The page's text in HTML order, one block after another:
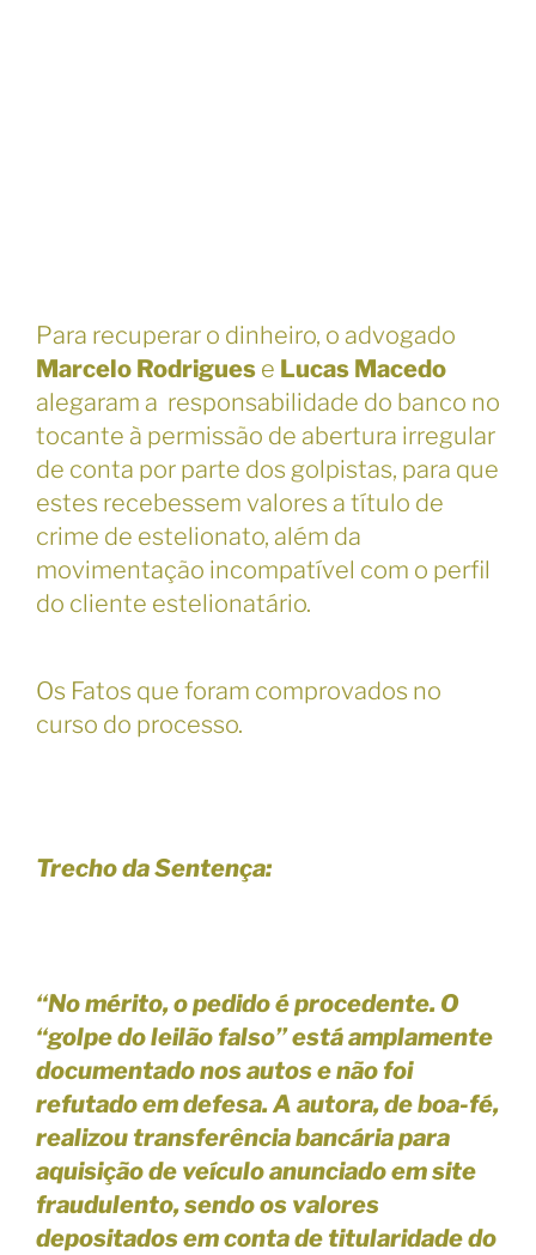
Para recuperar o dinheiro, o advogado
Marcelo Rodrigues e Lucas Macedo
alegaram a responsabilidade do banco no
tocante à permissão de abertura irregular
de conta por parte dos golpistas, para que
estes recebessem valores a título de
crime de estelionato, além da
movimentação incompatível com o perfil
do cliente estelionatário.
Os Fatos que foram comprovados no
curso do processo.
Trecho da Sentença:
“No mérito, o pedido é procedente. O
“golpe do leilão falso” está amplamente
documentado nos autos e não foi
refutado em defesa. A autora, de boa-fé,
realizou transferência bancária para
aquisição de veículo anunciado em site
fraudulento, sendo os valores
depositados em conta de titularidade do